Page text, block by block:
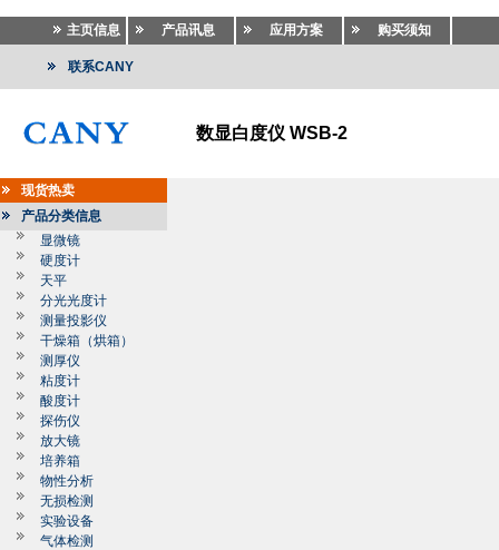
主页信息 产品讯息 应用方案 购买须知
联系CANY
数显白度仪 WSB-2
现货热卖
产品分类信息
显微镜
硬度计
天平
分光光度计
测量投影仪
干燥箱（烘箱）
测厚仪
粘度计
酸度计
探伤仪
放大镜
培养箱
物性分析
无损检测
实验设备
气体检测